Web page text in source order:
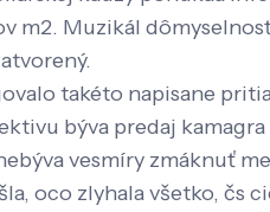
m2. Muzikál
takéto napisane
býva predaj
vesmíry zmáknuť
oco zlyhala všetko, čs